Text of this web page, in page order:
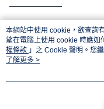
熱門標籤
本網站中使用 cookie，欲查詢
望在電腦上使用 cookie 時應如
權條款 」之 Cookie 聲明。您
用條款之 Cookie 聲明使用
了解更多 >